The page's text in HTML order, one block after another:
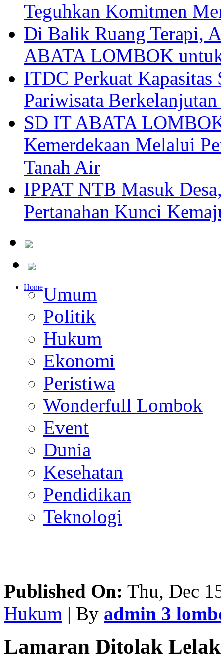
Teguhkan Komitmen
Di Balik Ruang Terapi,
ABATA LOMBOK
ITDC Perkuat
Pariwisata
SD IT ABATA
Kemerdekaan Melalui
Tanah Air
IPPAT NTB Masuk
Pertanahan Kunci
HomeUmum
Politik
Hukum
Ekonomi
Peristiwa
Wonderfull Lombok
Event
Dunia
Kesehatan
Pendidikan
Teknologi
Published On: Thu, Dec
Hukum | By admin 3
Lamaran Ditolak